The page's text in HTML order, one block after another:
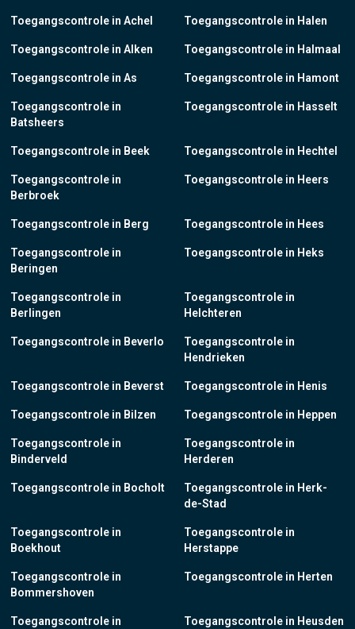
Toegangscontrole in Achel
Toegangscontrole in Alken
Toegangscontrole in As
Toegangscontrole in
Batsheers
Toegangscontrole in Beek
Toegangscontrole in
Berbroek
Toegangscontrole in Berg
Toegangscontrole in
Beringen
Toegangscontrole in
Berlingen
Toegangscontrole in Beverlo
Toegangscontrole in Beverst
Toegangscontrole in Bilzen
Toegangscontrole in
Binderveld
Toegangscontrole in Bocholt
Toegangscontrole in
Boekhout
Toegangscontrole in
Bommershoven
Toegangscontrole in
Toegangscontrole in Halen
Toegangscontrole in Halmaal
Toegangscontrole in Hamont
Toegangscontrole in Hasselt
Toegangscontrole in Hechtel
Toegangscontrole in Heers
Toegangscontrole in Hees
Toegangscontrole in Heks
Toegangscontrole in
Helchteren
Toegangscontrole in
Hendrieken
Toegangscontrole in Henis
Toegangscontrole in Heppen
Toegangscontrole in
Herderen
Toegangscontrole in Herk-
de-Stad
Toegangscontrole in
Herstappe
Toegangscontrole in Herten
Toegangscontrole in Heusden